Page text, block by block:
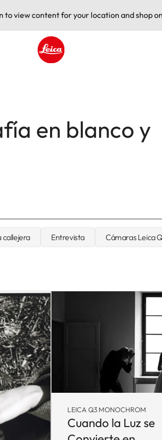
to view content for your location and shop
en blanco y
callejera Entrevista Cámaras Leica
LEICA Q3 MONOCHROM
Cuando la Luz se